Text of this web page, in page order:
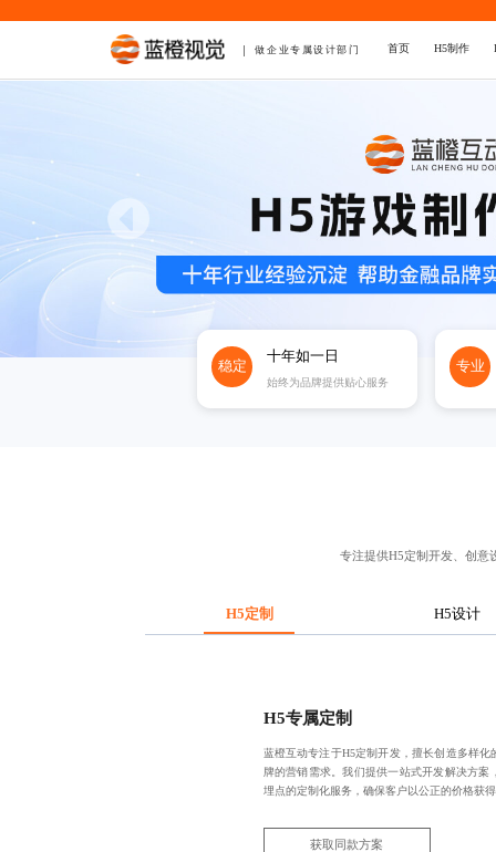
做企业专属设计部门 首页 H5制作
稳定
十年如一日
始终为品牌提供贴心服务
专业
专注提供H5定制开发 、创
H5定制 H5设计
H5专属定制
蓝橙互动专注于H5定制开发，擅长创造多样
牌的营销需求。我们提供一站式开发解决方
埋点的定制化服务，确保客户以公正的价格获
获取同款方案